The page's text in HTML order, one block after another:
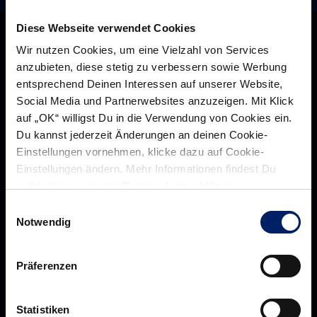
Diese Webseite verwendet Cookies
Wir nutzen Cookies, um eine Vielzahl von Services
anzubieten, diese stetig zu verbessern sowie Werbung
entsprechend Deinen Interessen auf unserer Website,
Social Media und Partnerwebsites anzuzeigen. Mit Klick
auf „OK“ willigst Du in die Verwendung von Cookies ein.
Du kannst jederzeit Änderungen an deinen Cookie-
Einstellungen vornehmen, klicke dazu auf Cookie-
Einstellungen ändern. Mehr Informationen findest Du
Notwendig
Präferenzen
Statistiken
uns
Werte der Löwen